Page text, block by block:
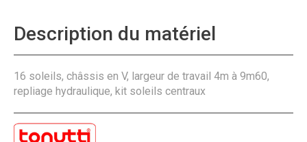
Description du matériel
16 soleils, châssis en V, largeur de travail 4m à 9m60,
repliage hydraulique, kit soleils centraux